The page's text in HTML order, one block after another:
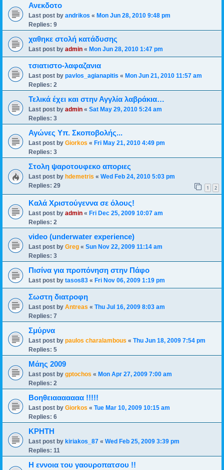
Ανεκδοτο
Last post by andrikos « Mon Jun 28, 2010 9:48 pm
Replies: 9
χαθηκε στολή κατάδυσης
Last post by admin « Mon Jun 28, 2010 1:47 pm
τσιατιστο-λαφαζανια
Last post by pavlos_agianapitis « Mon Jun 21, 2010 11:57 am
Replies: 2
Τελικά έχει και στην Αγγλία λαβράκια…
Last post by admin « Sat May 29, 2010 5:24 am
Replies: 3
Αγώνες Υπ. Σκοποβολής...
Last post by Giorkos « Fri May 21, 2010 4:49 pm
Replies: 3
Στολη ψαροτουφεκο αποριες
Last post by hdemetris « Wed Feb 24, 2010 5:03 pm
Replies: 29 1 2
Καλά Χριστούγεννα σε όλους!
Last post by admin « Fri Dec 25, 2009 10:07 am
Replies: 2
video (underwater experience)
Last post by Greg « Sun Nov 22, 2009 11:14 am
Replies: 3
Πισίνα για προπόνηση στην Πάφο
Last post by tasos83 « Fri Nov 06, 2009 1:19 pm
Σωστη διατροφη
Last post by Antreas « Thu Jul 16, 2009 8:03 am
Replies: 7
Σμύρνα
Last post by paulos charalambous « Thu Jun 18, 2009 7:54 pm
Replies: 5
Μάης 2009
Last post by gptochos « Mon Apr 27, 2009 7:00 am
Replies: 2
Βοηθειααααααα !!!!!
Last post by Giorkos « Tue Mar 10, 2009 10:15 am
Replies: 6
ΚΡΗΤΗ
Last post by kiriakos_87 « Wed Feb 25, 2009 3:39 pm
Replies: 11
Η εννοια του γαουροπατσου !!